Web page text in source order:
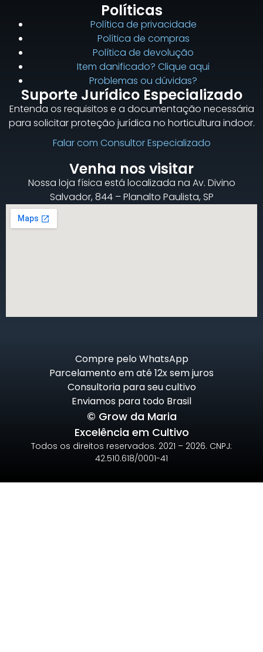
Políticas
Política de privacidade
Política de compras
Política de devolução
Item danificado? Clique aqui
Problemas ou dúvidas?
Suporte Jurídico Especializado
Entenda os requisitos e a documentação necessária
para solicitar proteção jurídica no horticultura indoor.
Falar com Consultor Especializado
Venha nos visitar
Nossa loja física está localizada na Av. Divino
Salvador, 844 – Planalto Paulista, SP
Compre pelo WhatsApp
Parcelamento em até 12x sem juros
Consultoria para seu cultivo
Enviamos para todo Brasil
© Grow da Maria
Excelência em Cultivo
Todos os direitos reservados. 2021 – 2026. CNPJ:
42.510.618/0001-41